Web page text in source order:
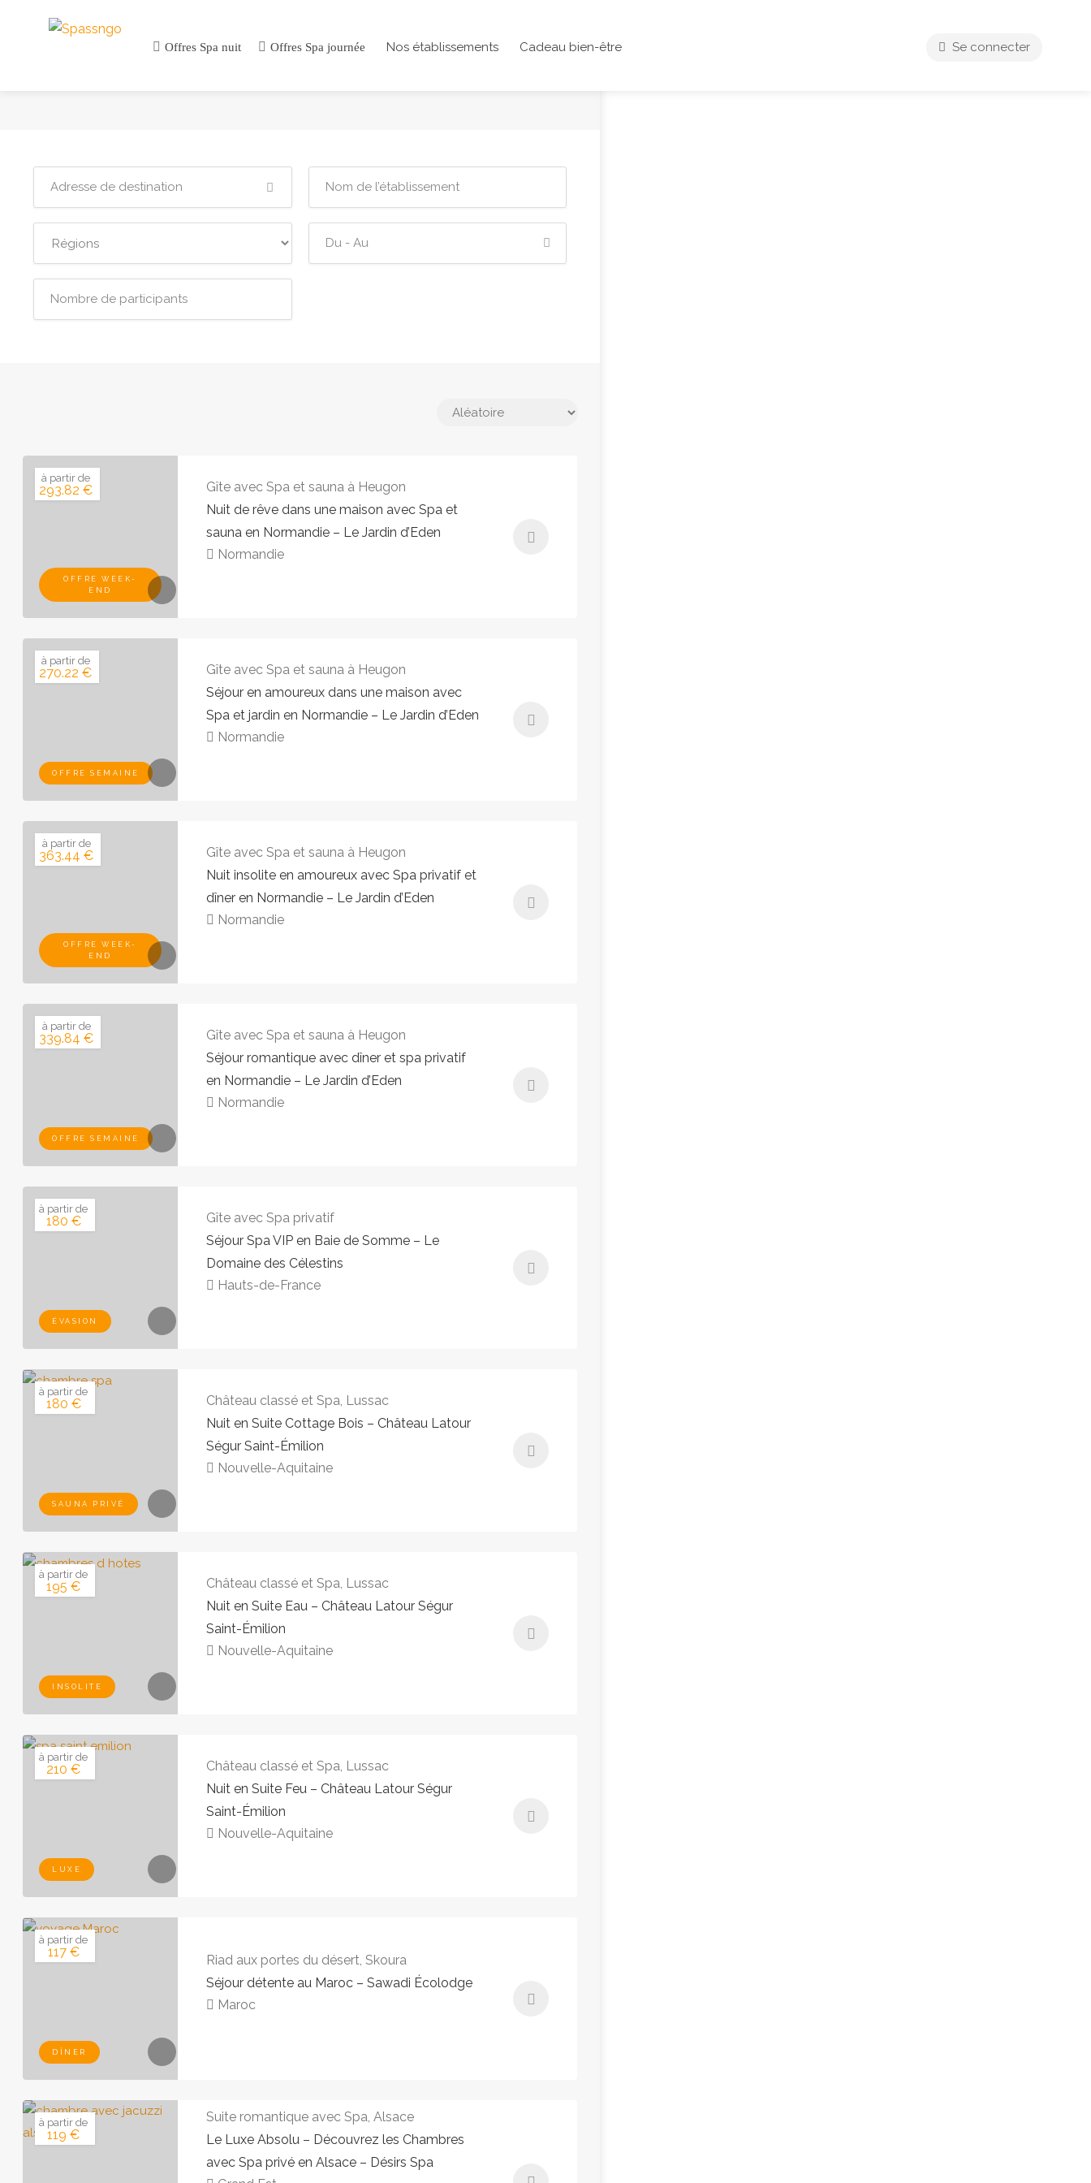
Offres Spa nuit Offres Spa journée Nos établissements Cadeau bien-être Se connecter
à partir de
293.82 €
OFFRE WEEK-
END
Gîte avec Spa et sauna à Heugon
Nuit de rêve dans une maison avec Spa et
sauna en Normandie – Le Jardin d’Eden
Normandie
à partir de
270.22 €
OFFRE SEMAINE
Gîte avec Spa et sauna à Heugon
Séjour en amoureux dans une maison avec
Spa et jardin en Normandie – Le Jardin d’Eden
Normandie
à partir de
363.44 €
OFFRE WEEK-
END
Gîte avec Spa et sauna à Heugon
Nuit insolite en amoureux avec Spa privatif et
dîner en Normandie – Le Jardin d’Eden
Normandie
à partir de
339.84 €
OFFRE SEMAINE
Gîte avec Spa et sauna à Heugon
Séjour romantique avec dîner et spa privatif
en Normandie – Le Jardin d’Eden
Normandie
à partir de
180 €
ÉVASION
Gîte avec Spa privatif
Séjour Spa VIP en Baie de Somme – Le
Domaine des Célestins
Hauts-de-France
à partir de
180 €
SAUNA PRIVÉ
Château classé et Spa, Lussac
Nuit en Suite Cottage Bois – Château Latour
Ségur Saint-Émilion
Nouvelle-Aquitaine
à partir de
195 €
INSOLITE
Château classé et Spa, Lussac
Nuit en Suite Eau – Château Latour Ségur
Saint-Émilion
Nouvelle-Aquitaine
à partir de
210 €
LUXE
Château classé et Spa, Lussac
Nuit en Suite Feu – Château Latour Ségur
Saint-Émilion
Nouvelle-Aquitaine
à partir de
117 €
DÎNER
Riad aux portes du désert, Skoura
Séjour détente au Maroc – Sawadi Écolodge
Maroc
à partir de
119 €
Suite romantique avec Spa, Alsace
Le Luxe Absolu – Découvrez les Chambres
avec Spa privé en Alsace – Désirs Spa